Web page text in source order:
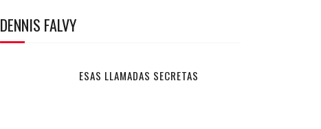
DENNIS FALVY
ESAS LLAMADAS SECRETAS